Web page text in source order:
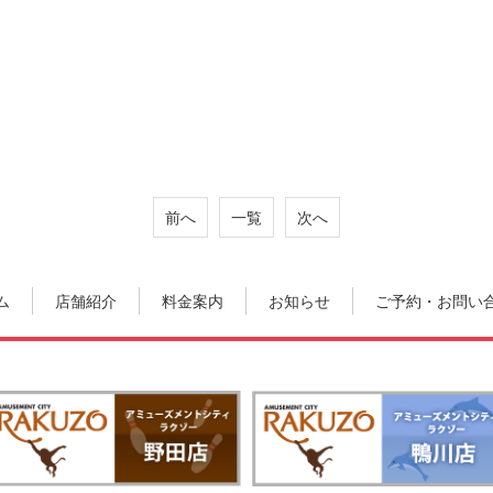
前へ 一覧 次へ
店舗紹介 料金案内 お知らせ ご予約・お問い